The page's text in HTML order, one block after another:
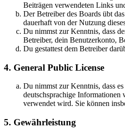
Beiträgen verwendeten Links
Der Betreiber des Boards übt
dauerhaft von der Nutzung
Du nimmst zur Kenntnis, dass
Betreiber, dein Benutzerkonto,
Du gestattest dem Betreiber
4. General Public License
Du nimmst zur Kenntnis, dass
deutschsprachige
verwendet wird. Sie können
5. Gewährleistung